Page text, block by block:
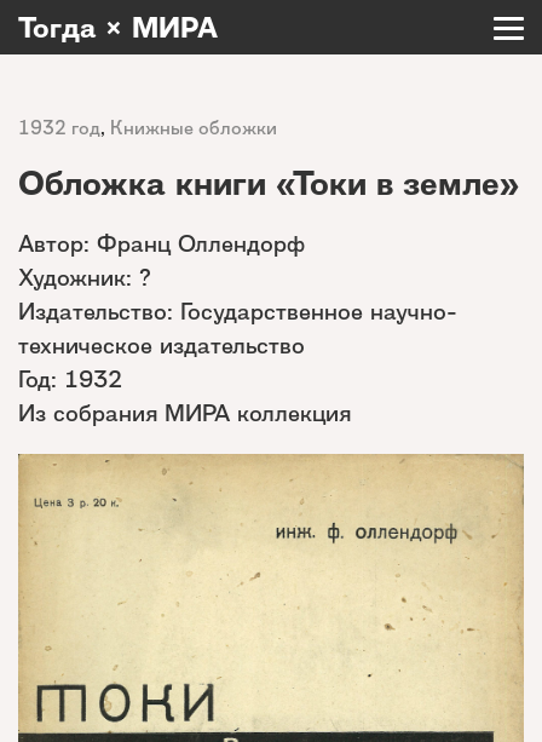
Тогда × МИРА
1932 год, Книжные обложки
Обложка книги «Токи в земле»
Автор: Франц Оллендорф
Художник: ?
Издательство: Государственное научно-
техническое издательство
Год: 1932
Из собрания МИРА коллекция